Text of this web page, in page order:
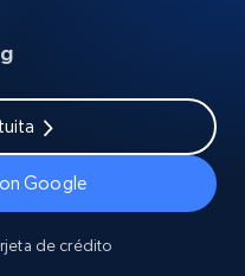
Google
de crédito